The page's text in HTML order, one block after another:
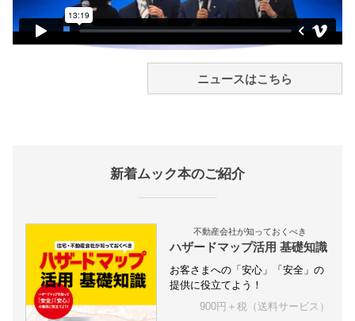
ニュースはこちら
新着ムック本のご紹介
不動産会社が知っておくべき
ハザードマップ活用 基礎知識
お客さまへの「安心」「安全」の
提供に役立てよう！
900円＋税（送料サービス）